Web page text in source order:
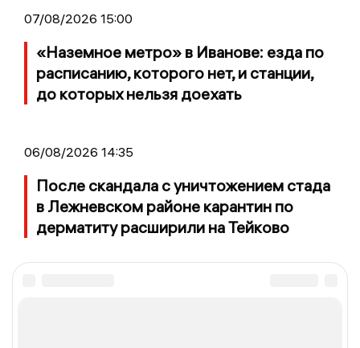
07/08/2026 15:00
«Наземное метро» в Иванове: езда по
расписанию, которого нет, и станции,
до которых нельзя доехать
06/08/2026 14:35
После скандала с уничтожением стада
в Лежневском районе карантин по
дерматиту расширили на Тейково